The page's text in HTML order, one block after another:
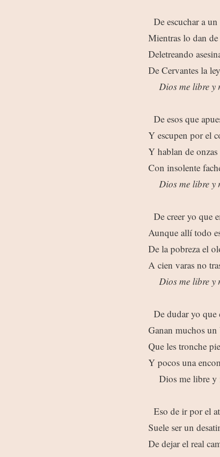
De escuchar a
Mientras lo dan de
Deletreando
De Cervantes la
Dios me libre y
De esos que
Y escupen por el
Y hablan de
Con insolente
Dios me libre y
De creer yo que
Aunque allí todo
De la pobreza el
A cien varas no
Dios me libre y
De dudar yo que
Ganan muchos un
Que les tronche
Y pocos una
Dios me libre y
Eso de ir por el
Suele ser un
De dejar el real